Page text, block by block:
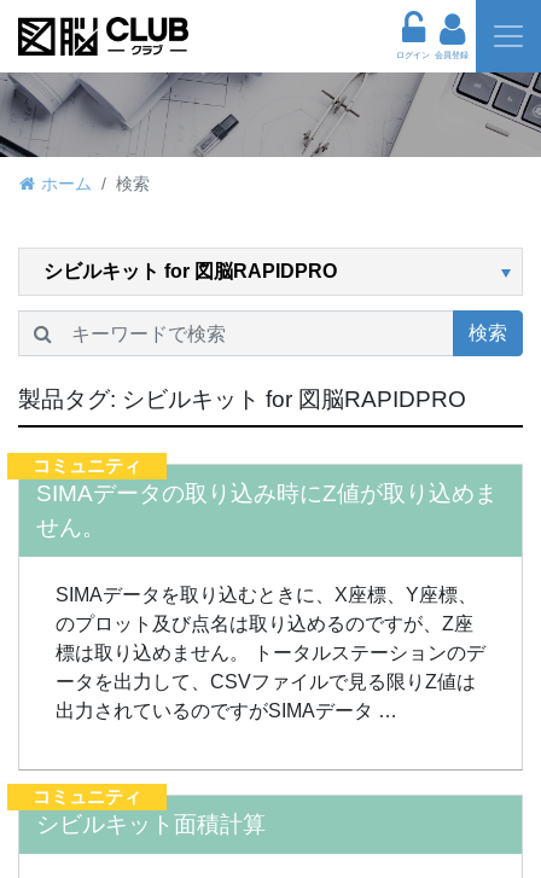
ログイン 会員登録
ホーム 検索
検索
製品タグ: シビルキット for 図脳RAPIDPRO
コミュニティ
SIMAデータの取り込み時にZ値が取り込めま
せん。
SIMAデータを取り込むときに、X座標、Y座標、
のプロット及び点名は取り込めるのですが、Z座
標は取り込めません。 トータルステーションのデ
ータを出力して、CSVファイルで見る限りZ値は
出力されているのですがSIMAデータ …
コミュニティ
シビルキット面積計算